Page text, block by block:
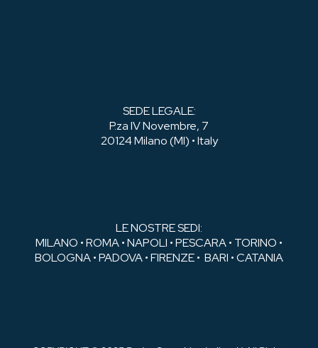
SEDE LEGALE:
P.za IV Novembre, 7
20124 Milano (MI) • Italy
LE NOSTRE SEDI:
MILANO • ROMA • NAPOLI • PESCARA • TORINO •
BOLOGNA • PADOVA • FIRENZE • BARI • CATANIA